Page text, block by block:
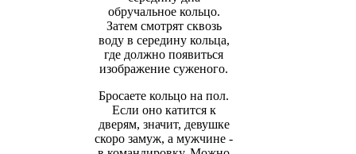
обручальное кольцо.
Затем смотрят сквозь
воду в середину кольца,
где должно появиться
изображение суженого.
Бросаете кольцо на пол.
Если оно катится к
дверям, значит, девушке
скоро замуж, а мужчине -